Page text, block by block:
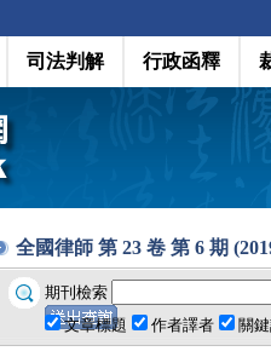
司法判解 行政函釋
全國律師 第 23 卷 第 6 期
期刊檢索
文章標題
作者譯者 關